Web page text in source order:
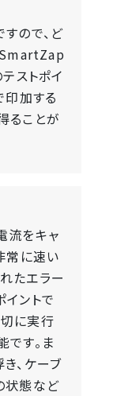
ので、ど
SmartZap
ストポイ
印加する
ることが
流をキャ
常に速い
たエラー
ントで
に実行
す。ま
、ケーブ
状態など